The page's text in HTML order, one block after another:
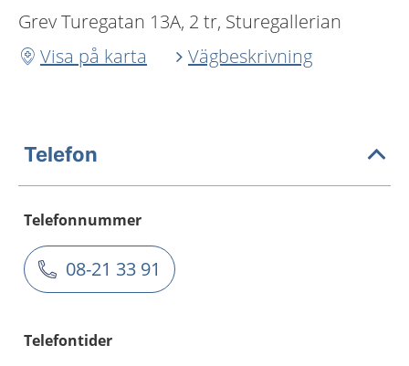
Grev Turegatan 13A, 2 tr, Sturegallerian
Visa på karta
Vägbeskrivning
Telefon
Telefonnummer
08-21 33 91
Telefontider